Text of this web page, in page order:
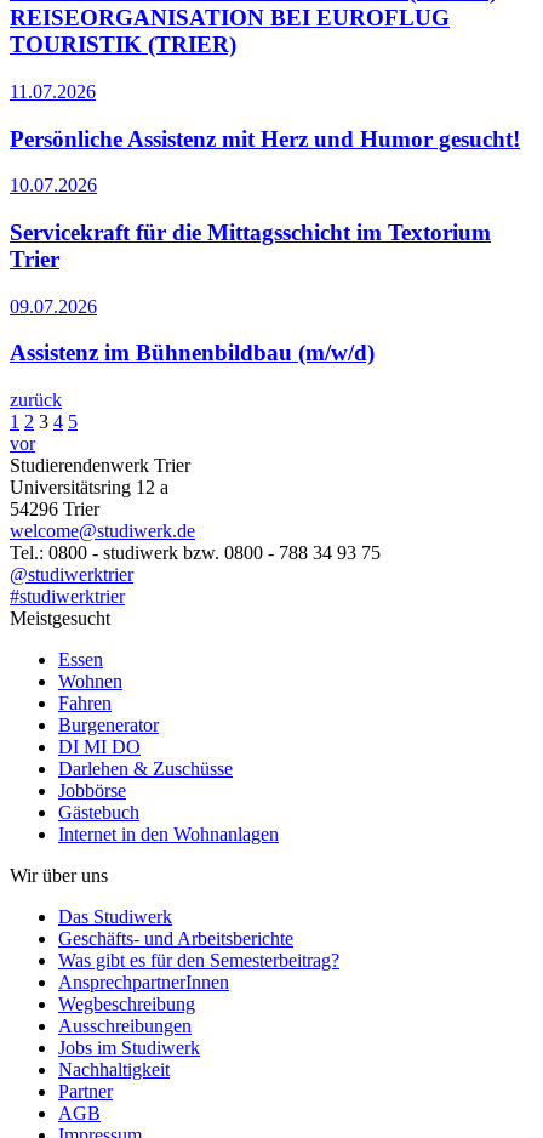
REISEORGANISATION BEI EUROFLUG
TOURISTIK (TRIER)
11.07.2026
Persönliche Assistenz mit Herz und Humor gesucht!
10.07.2026
Servicekraft für die Mittagsschicht im Textorium
Trier
09.07.2026
Assistenz im Bühnenbildbau (m/w/d)
zurück
1 2 3 4 5
vor
Studierendenwerk Trier
Universitätsring 12 a
54296 Trier
welcome@studiwerk.de
Tel.: 0800 - studiwerk bzw. 0800 - 788 34 93 75
@studiwerktrier
#studiwerktrier
Meistgesucht
Essen
Wohnen
Fahren
Burgenerator
DI MI DO
Darlehen & Zuschüsse
Jobbörse
Gästebuch
Internet in den Wohnanlagen
Wir über uns
Das Studiwerk
Geschäfts- und Arbeitsberichte
Was gibt es für den Semesterbeitrag?
AnsprechpartnerInnen
Wegbeschreibung
Ausschreibungen
Jobs im Studiwerk
Nachhaltigkeit
Partner
AGB